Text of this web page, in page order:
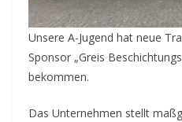
Unsere A-Jugend hat neue
Sponsor „Greis
bekommen.
Das Unternehmen stellt